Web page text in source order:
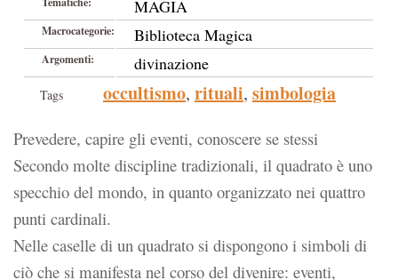
MAGIA
Macrocategorie: Biblioteca Magica
Argomenti: divinazione
Tags occultismo, rituali, simbologia
Prevedere, capire gli eventi, conoscere se stessi
Secondo molte discipline tradizionali, il quadrato è uno
specchio del mondo, in quanto organizzato nei quattro
punti cardinali.
Nelle caselle di un quadrato si dispongono i simboli di
ciò che si manifesta nel corso del divenire: eventi,